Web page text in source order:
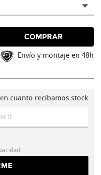
COMPRAR
Envío y montaje en 48h
cuanto recibamos stock